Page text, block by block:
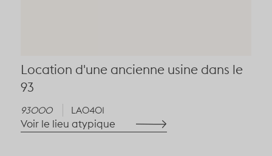
Location d'une ancienne usine dans le
93
93000 LA0401
Voir le lieu atypique